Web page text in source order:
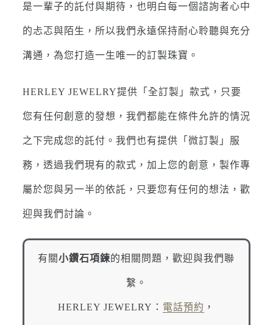
是一輩子的託付與期待，也明白每一個諮詢者心中
的忐忑與陌生，所以我們永遠保持耐心聆聽與充分
溝通，為您打造一生唯一的訂製珠寶。
HERLEY JEWELRY提供「全訂製」款式，只要
您有任何創意的發想，我們都能在條件允許的情況
之下完成您的託付。我們也有提供「微訂製」服
務，透過我們現有的款式，加上您的創意，製作專
屬於您與另一半的依託，只要您有任何的想法，歡
迎與我們討論。
有關小鑽石項鍊的相關問題，歡迎與我們聯
繫。
HERLEY JEWELRY： 電話預約 ，